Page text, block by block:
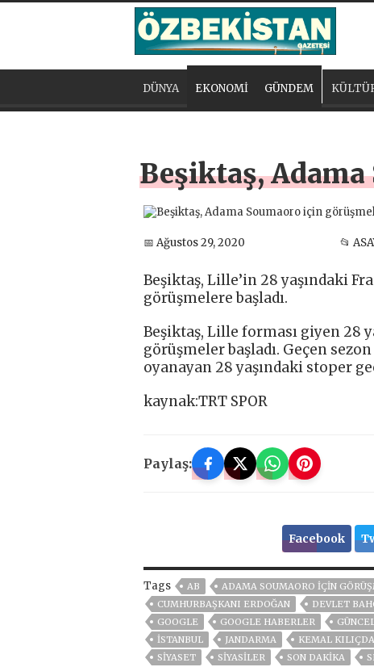
DÜNYA EKONOMİ GÜNDEM
Beşiktaş,
📅 Ağustos 29, 2020 📂
Beşiktaş, Lille’in 28 yaşındaki
görüşmelere başladı.
Beşiktaş, Lille forması giyen 28
görüşmeler başladı. Geçen
oyanayan 28 yaşındaki stoper
kaynak:TRT SPOR
Paylaş:
Facebook
Tags AB ADAMA SOUMAORO IÇIN
CUMHURBAŞKANI ERDOĞAN
DEVLET
GOOGLE
GOOGLE HABERLER
ISTANBUL
JANDARMA KEMAL
SİYASET
SİYASİLER SON DAKIKA